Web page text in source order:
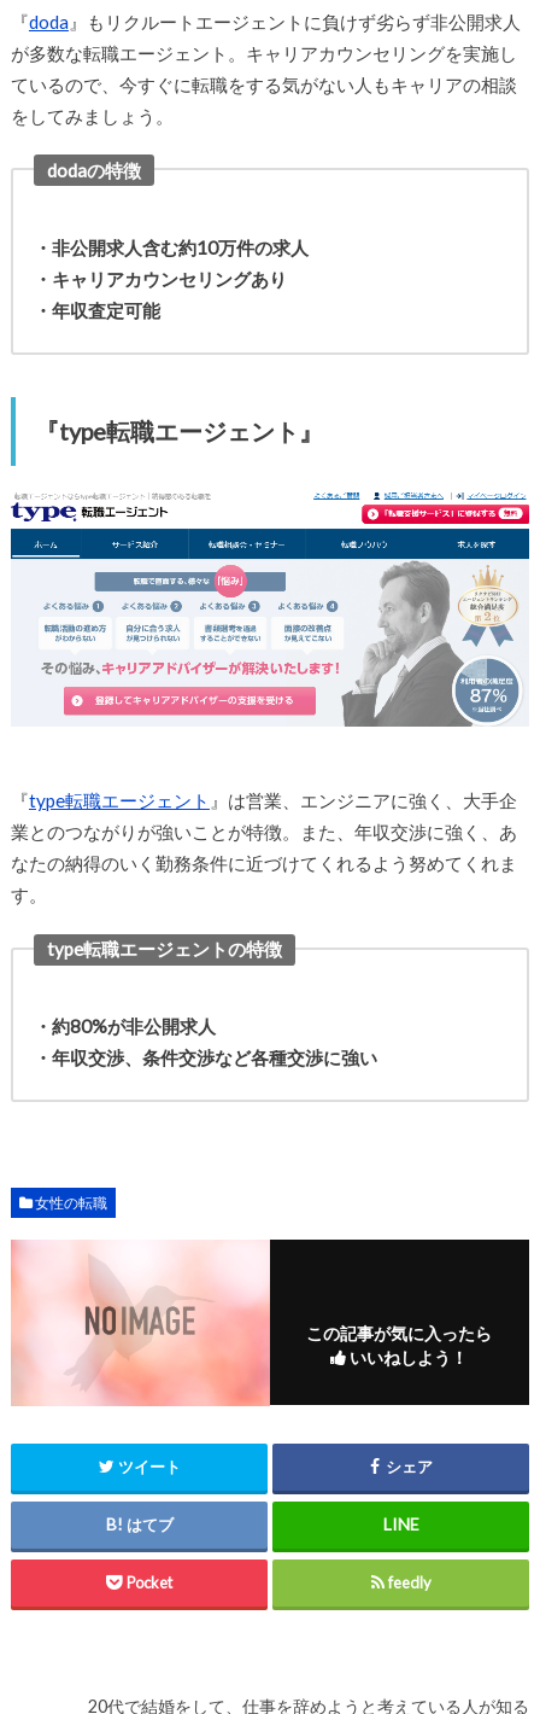
『doda』もリクルートエージェントに負けず劣らず非公開求人
が多数な転職エージェント。キャリアカウンセリングを実施し
ているので、今すぐに転職をする気がない人もキャリアの相談
をしてみましょう。
dodaの特徴
・非公開求人含む約10万件の求人
・キャリアカウンセリングあり
・年収査定可能
『type転職エージェント』
『type転職エージェント 』は営業、エンジニアに強く、大手企
業とのつながりが強いことが特徴。また、年収交渉に強く、あ
なたの納得のいく勤務条件に近づけてくれるよう努めてくれま
す。
type転職エージェントの特徴
・約80%が非公開求人
・年収交渉、条件交渉など各種交渉に強い
女性の転職
この記事が気に入ったら
いいねしよう！
ツイート シェア
はてブ
Pocket feedly
20代で結婚をして、仕事を辞めようと考えている人が知る